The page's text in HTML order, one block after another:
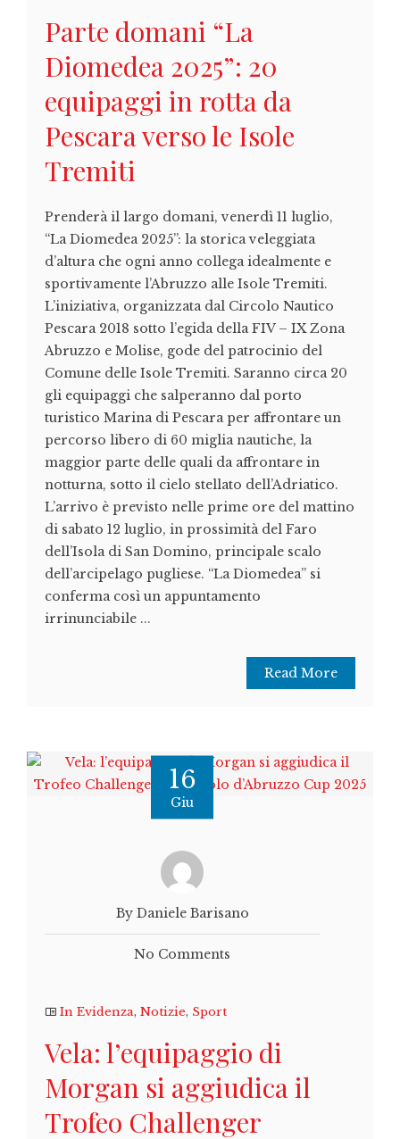
Parte domani “La
Diomedea 2025”: 20
equipaggi in rotta da
Pescara verso le Isole
Tremiti
Prenderà il largo domani, venerdì 11 luglio,
“La Diomedea 2025”: la storica veleggiata
d’altura che ogni anno collega idealmente e
sportivamente l’Abruzzo alle Isole Tremiti.
L’iniziativa, organizzata dal Circolo Nautico
Pescara 2018 sotto l’egida della FIV – IX Zona
Abruzzo e Molise, gode del patrocinio del
Comune delle Isole Tremiti. Saranno circa 20
gli equipaggi che salperanno dal porto
turistico Marina di Pescara per affrontare un
percorso libero di 60 miglia nautiche, la
maggior parte delle quali da affrontare in
notturna, sotto il cielo stellato dell’Adriatico.
L’arrivo è previsto nelle prime ore del mattino
di sabato 12 luglio, in prossimità del Faro
dell’Isola di San Domino, principale scalo
dell’arcipelago pugliese. “La Diomedea” si
conferma così un appuntamento
irrinunciabile ...
Read More
16
Giu
By Daniele Barisano
No Comments
In Evidenza, Notizie, Sport
Vela: l’equipaggio di
Morgan si aggiudica il
Trofeo Challenger